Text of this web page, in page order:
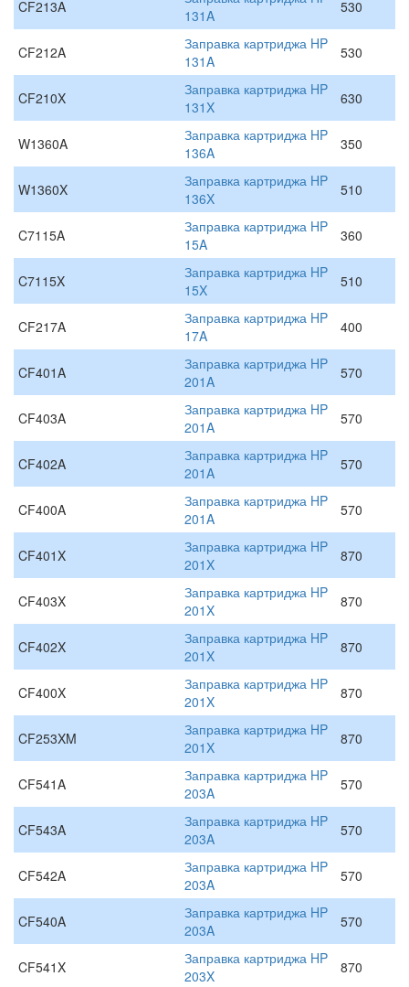
CF213A
131A
530
CF212A
Заправка картриджа HP
131A
530
CF210X
Заправка картриджа HP
131X
630
W1360A
Заправка картриджа HP
136A
350
W1360X
Заправка картриджа HP
136X
510
C7115A
Заправка картриджа HP
15A
360
C7115X
Заправка картриджа HP
15X
510
CF217A
Заправка картриджа HP
17A
400
CF401A
Заправка картриджа HP
201A
570
CF403A
Заправка картриджа HP
201A
570
CF402A
Заправка картриджа HP
201A
570
CF400A
Заправка картриджа HP
201A
570
CF401X
Заправка картриджа HP
201X
870
CF403X
Заправка картриджа HP
201X
870
CF402X
Заправка картриджа HP
201X
870
CF400X
Заправка картриджа HP
201X
870
CF253XM
Заправка картриджа HP
201X
870
CF541A
Заправка картриджа HP
203A
570
CF543A
Заправка картриджа HP
203A
570
CF542A
Заправка картриджа HP
203A
570
CF540A
Заправка картриджа HP
203A
570
CF541X
Заправка картриджа HP
203X
870